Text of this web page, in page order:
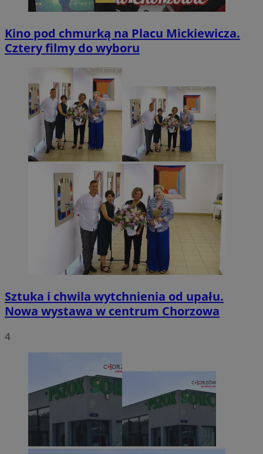
Kino pod chmurką na Placu Mickiewicza.
Cztery filmy do wyboru
Sztuka i chwila wytchnienia od upału.
Nowa wystawa w centrum Chorzowa
4